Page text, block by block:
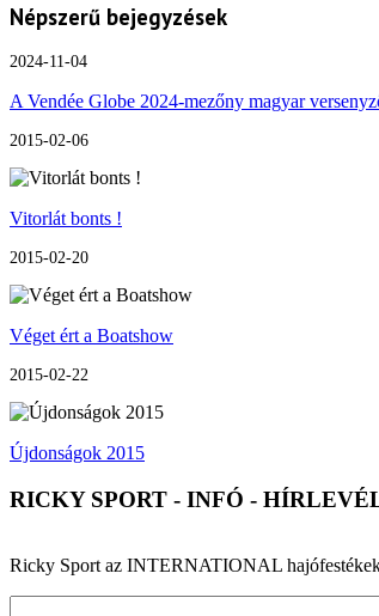
Népszerű bejegyzések
2024-11-04
A Vendée Globe 2024-mezőny magyar
2015-02-06
Vitorlát bonts !
2015-02-20
Véget ért a Boatshow
2015-02-22
Újdonságok 2015
RICKY SPORT - INFÓ -
Ricky Sport az INTERNATIONAL hajófestékek